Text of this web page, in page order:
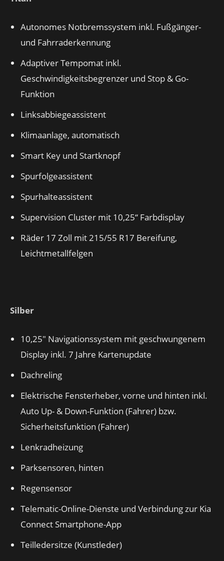
Autonomes Notbremssystem inkl. Fußgänger-
und Fahrraderkennung
Adaptiver Tempomat inkl.
Geschwindigkeitsbegrenzer und Stop & Go-
Funktion
Linksabbiegeassistent
Klimaanlage, automatisch
Smart Key und Startknopf
Spurfolgeassistent
Spurhalteassistent
Supervision Cluster mit 10,25“ Farbdisplay
Räder 17 Zoll mit 215/55 R17 Bereifung,
Leichtmetallfelgen
Silber
10,25″ Navigationssystem mit geschwungenem
Display inkl. 7 Jahre Kartenupdate
Dachreling
Elektrische Fensterheber, vorne und hinten inkl.
Auto Up- & Down-Funktion (Fahrer) bzw.
Sicherheitsfunktion (Fahrer)
Lenkradheizung
Parksensoren, hinten
Regensensor
Telematic-Online-Dienste und Verbindung zur Kia
Connect Smartphone-App
Teilledersitze (Kunstleder)